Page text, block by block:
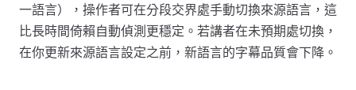
一語言），操作者可在分段交界處手動切換來源語言，這
比長時間倚賴自動偵測更穩定。若講者在未預期處切換，
在你更新來源語言設定之前，新語言的字幕品質會下降。